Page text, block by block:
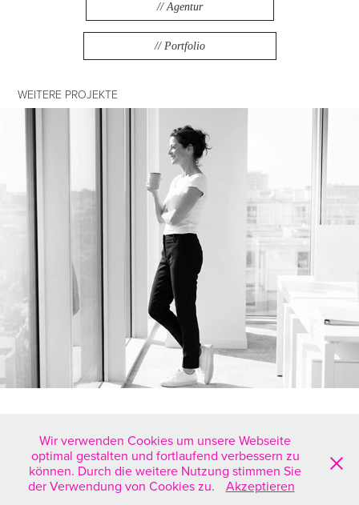
// Agentur
// Portfolio
WEITERE PROJEKTE
# Über mich
2026
Carmenfibranzdesign // Carmen Fibranz // Luisenstraße 25 // 53604
Bad Honnef // T +49 172 542 8065
Wir verwenden Cookies um unsere Webseite
optimal gestalten und fortlaufend verbessern zu
können. Durch die weitere Nutzung stimmen Sie
der Verwendung von Cookies zu.
Akzeptieren